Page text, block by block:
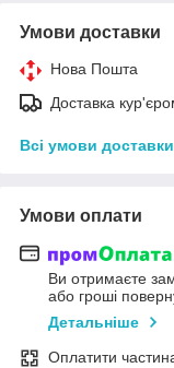
Умови доставки
Нова Пошта
Доставка
Всі умови доставки
Умови оплати
Ви отримаєте
або гроші
Детальніше
Оплатити